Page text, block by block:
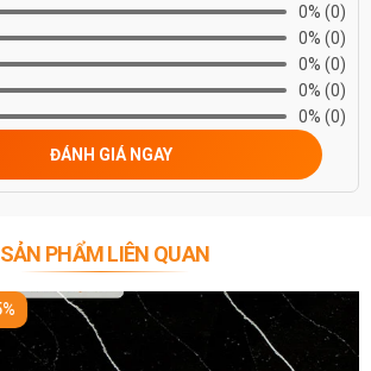
0% (0)
0% (0)
0% (0)
0% (0)
0% (0)
ĐÁNH GIÁ NGAY
SẢN PHẨM LIÊN QUAN